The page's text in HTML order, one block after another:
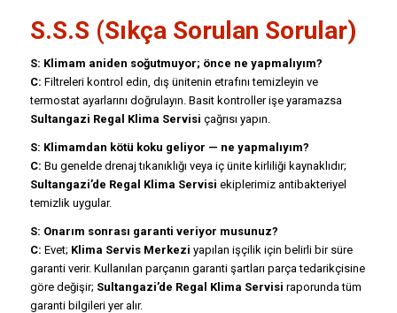
S.S.S (Sıkça Sorulan Sorular)
S: Klimam aniden soğutmuyor; önce ne yapmalıyım?
C: Filtreleri kontrol edin, dış ünitenin etrafını temizleyin ve
termostat ayarlarını doğrulayın. Basit kontroller işe yaramazsa
Sultangazi Regal Klima Servisi çağrısı yapın.
S: Klimamdan kötü koku geliyor — ne yapmalıyım?
C: Bu genelde drenaj tıkanıklığı veya iç ünite kirliliği kaynaklıdır;
Sultangazi’de Regal Klima Servisi ekiplerimiz antibakteriyel
temizlik uygular.
S: Onarım sonrası garanti veriyor musunuz?
C: Evet; Klima Servis Merkezi yapılan işçilik için belirli bir süre
garanti verir. Kullanılan parçanın garanti şartları parça tedarikçisine
göre değişir; Sultangazi’de Regal Klima Servisi raporunda tüm
garanti bilgileri yer alır.